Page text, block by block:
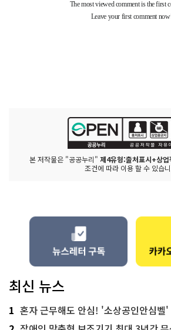
본 저작물은 "공공누리" 제4유형:출처표시+상
조건에 따라 이용 할 수 있습
최신 뉴스
1 혼자 근무해도 안심! '소상공인안심벨